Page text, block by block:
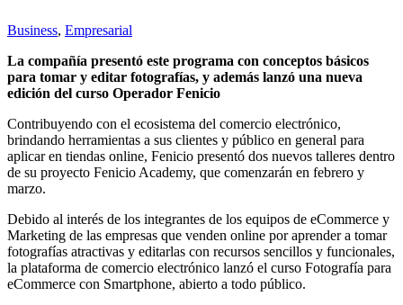
Business, Empresarial
La compañía presentó este programa con conceptos básicos
para tomar y editar fotografías, y además lanzó una nueva
edición del curso Operador Fenicio
Contribuyendo con el ecosistema del comercio electrónico,
brindando herramientas a sus clientes y público en general para
aplicar en tiendas online, Fenicio presentó dos nuevos talleres dentro
de su proyecto Fenicio Academy, que comenzarán en febrero y
marzo.
Debido al interés de los integrantes de los equipos de eCommerce y
Marketing de las empresas que venden online por aprender a tomar
fotografías atractivas y editarlas con recursos sencillos y funcionales,
la plataforma de comercio electrónico lanzó el curso Fotografía para
eCommerce con Smartphone, abierto a todo público.